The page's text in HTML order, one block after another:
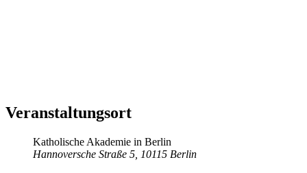
Veranstaltungsort
Katho­lische Akademie in Berlin
Hannoversche Straße 5, 10115 Berlin